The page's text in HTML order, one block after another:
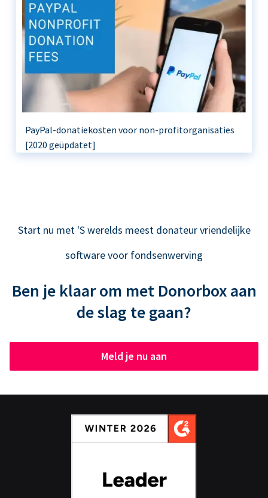
PayPal-donatiekosten voor non-profitorganisaties
[2020 geüpdatet]
Start nu met 'S werelds meest donateur vriendelijke
software voor fondsenwerving
Ben je klaar om met Donorbox aan
de slag te gaan?
Meld je nu aan